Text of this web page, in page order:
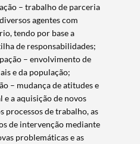
– trabalho de parceria
agentes com
tendo por base a
de responsabilidades;
– envolvimento de
e da população;
– mudança de atitudes e
a aquisição de novos
processos de trabalho, as
de intervenção mediante
problemáticas e as